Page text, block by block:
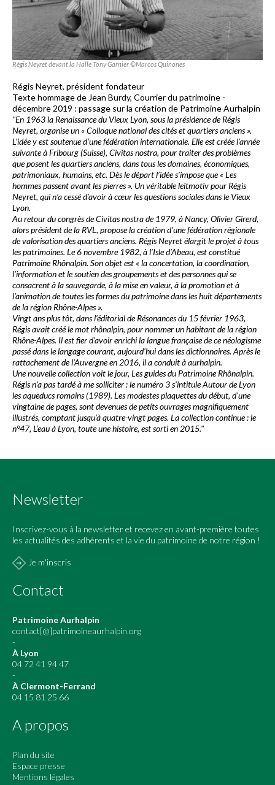
Régis Neyret devant la Halle Tony Garnier ©Marcos Quinones
Régis Neyret, président fondateur
Texte hommage de Jean Burdy, Courrier du patrimoine -
décembre 2019 : passage sur la création de Patrimoine Aurhalpin
"En 1963 la Renaissance du Vieux Lyon, sous la présidence deRégis
Neyret, organise un « Colloque national des cités et quartiers anciens ».
L’idée y est soutenue d’une fédération internationale. Elle est créée l’année
suivante à Fribourg (Suisse), Civitas nostra, pour traiter des problèmes
que posent les quartiers anciens, dans tous les domaines, économiques,
patrimoniaux, humains, etc. Dès le départ l’idée s’impose que« Les
hommes passent avant les pierres». Un véritable leitmotiv pour Régis
Neyret, qui n’a cessé d’avoir à cœur les questions sociales dans le Vieux
Lyon.
Au retour du congrès de Civitas nostra de 1979, à Nancy, Olivier Girerd,
alors président de la RVL, propose la création d’une fédération régionale
de valorisation des quartiers anciens. Régis Neyret élargit le projet à tous
les patrimoines. Le 6 novembre 1982, à l’Isle d’Abeau, estconstitué
Patrimoine Rhônalpin. Son objet est « la concertation, la coordination,
l’information et le soutien des groupements et des personnes qui se
consacrent à la sauvegarde, à la mise en valeur, à la promotion et à
l’animation de toutes les formes du patrimoine dans les huit départements
de la région Rhône-Alpes ».
Vingt ans plus tôt, dans l’éditorial de Résonances du 15 février 1963,
Régis avait créé le motrhônalpin, pour nommer un habitant de la région
Rhône-Alpes. Il est fier d’avoir enrichi la langue française de cenéologisme
passé dans le langage courant, aujourd’hui dans les dictionnaires. Après le
rattachement de l’Auvergne en 2016, il a conduit à aurhalpin.
Une nouvelle collection voit le jour, Les guides du Patrimoine Rhônalpin.
Régis n’a pas tardé à me solliciter : le numéro 3 s’intitule Autour de Lyon
les aqueducs romains (1989). Les modestes plaquettes du début, d’une
vingtaine de pages, sont devenues de petits ouvrages magnifiquement
illustrés, comptant jusqu’à quatre-vingt pages. La collection continue : le
n°47, L’eau à Lyon, toute une histoire, est sorti en 2015."
Newsletter
Inscrivez-vous à la newsletter et recevez en avant-première toutes
les actualités des adhérents et la vie du patrimoine de notre région !
Je m'inscris
Contact
Patrimoine Aurhalpin
contact[@]patrimoineaurhalpin.org
-
À Lyon
04 72 41 94 47
-
À Clermont-Ferrand
04 15 81 25 66
A propos
Plan du site
Espace presse
Mentions légales